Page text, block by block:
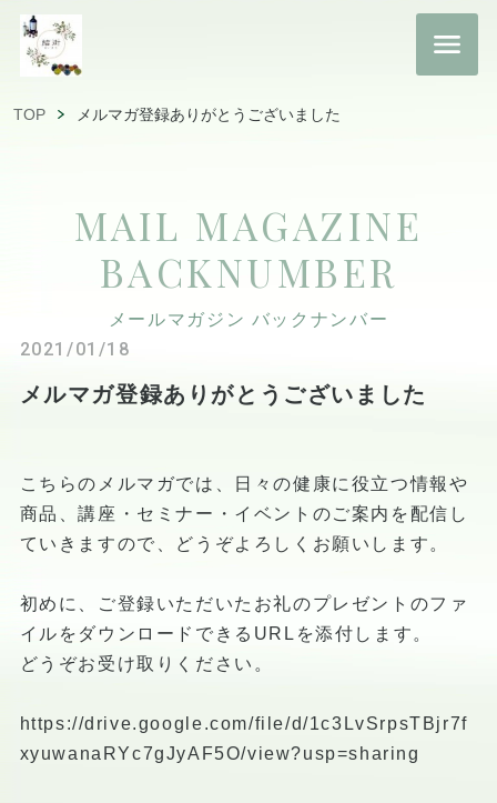
TOP メルマガ登録ありがとうございました
MAIL MAGAZINE
BACKNUMBER
メールマガジン バックナンバー
2021/01/18
メルマガ登録ありがとうございました
こちらのメルマガでは、日々の健康に役立つ情報や
商品、講座・セミナー・イベントのご案内を配信し
ていきますので、どうぞよろしくお願いします。
初めに、ご登録いただいたお礼のプレゼントのファ
イルをダウンロードできるURLを添付します。
どうぞお受け取りください。
https://drive.google.com/file/d/1c3LvSrpsTBjr7f
xyuwanaRYc7gJyAF5O/view?usp=sharing